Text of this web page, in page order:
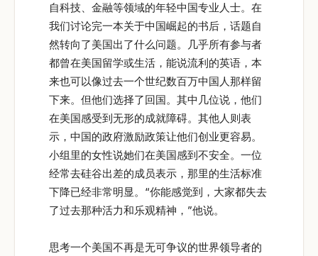
自科技、金融等领域的年轻中国专业人士。在
我们讨论完一本关于中国崛起的书后，话题自
然转向了美国出了什么问题。几乎所有参与者
都曾在美国留学或生活，能说流利的英语，本
来也可以像过去一个世纪数百万中国人那样留
下来。但他们选择了回国。其中几位说，他们
在美国感受到无形的成就障碍。其他人则表
示，中国的政府激励政策让他们创业更容易。
小组里的女性说她们在美国感到不安全。一位
经常去硅谷出差的成员表示，那里的生活标准
下降已经非常明显。“你能感觉到，大家都失去
了过去那种活力和乐观精神，”他说。
思考一个美国不再是无可争议的世界领导者的